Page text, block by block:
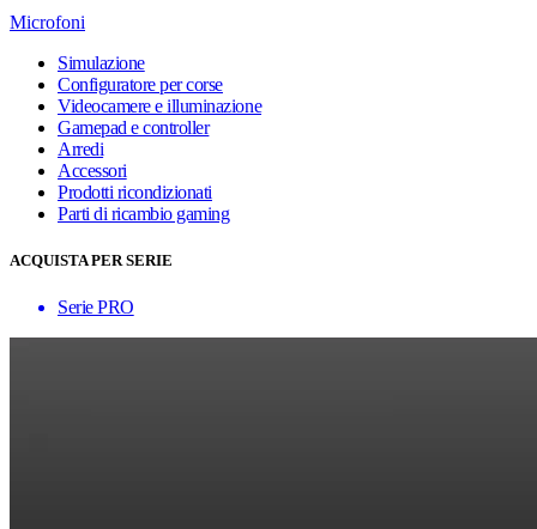
Microfoni
Simulazione
Configuratore per corse
Videocamere e illuminazione
Gamepad e controller
Arredi
Accessori
Prodotti ricondizionati
Parti di ricambio gaming
ACQUISTA PER SERIE
Serie PRO